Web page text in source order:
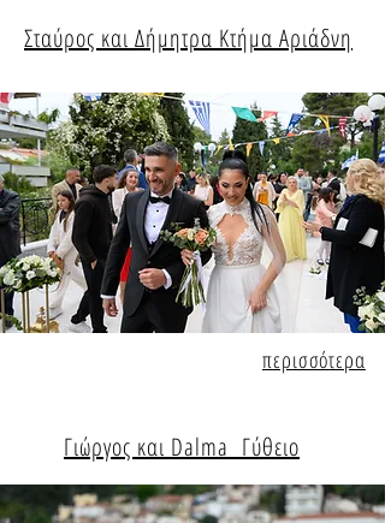
Σταύρος και Δήμητρα Κτήμα Αριάδνη
περισσότερα
Γιώργος και Dalma Γύθειο